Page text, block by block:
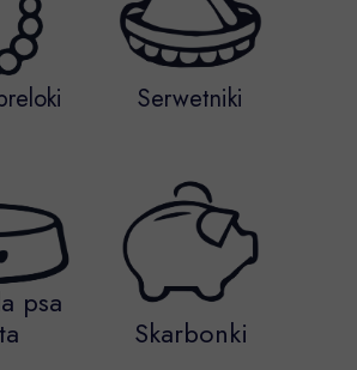
Serwetniki
psa
Skarbonki